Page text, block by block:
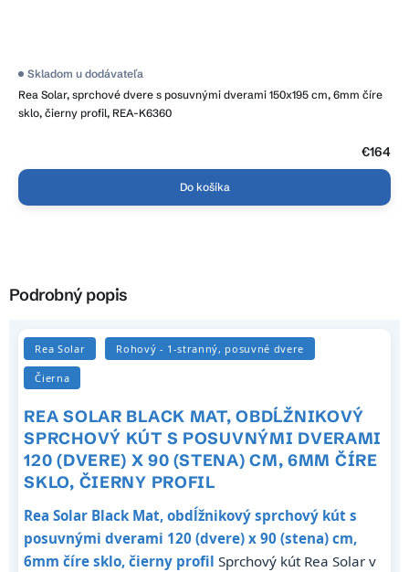
Rea Solar, sprchové dvere s posuvnými dverami 150x195 cm, 6mm číre
sklo, čierny profil, REA-K6360
Skladom u dodávateľa
€164
Do košíka
Podrobný popis
Rea Solar Rohový - 1-stranný, posuvné dvere
Čierna
REA SOLAR BLACK MAT, OBDĹŽNIKOVÝ
SPRCHOVÝ KÚT S POSUVNÝMI DVERAMI
120 (DVERE) X 90 (STENA) CM, 6MM ČÍRE
SKLO, ČIERNY PROFIL
Rea Solar Black Mat, obdĺžnikový sprchový kút s
posuvnými dverami 120 (dvere) x 90 (stena) cm,
6mm číre sklo, čierny profil Sprchový kút Rea Solar v